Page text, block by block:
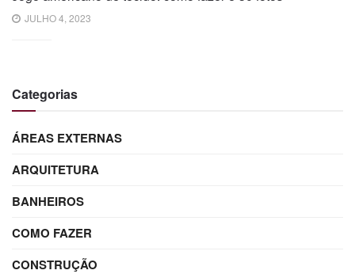
JULHO 4, 2023
Categorias
ÁREAS EXTERNAS
ARQUITETURA
BANHEIROS
COMO FAZER
CONSTRUÇÃO